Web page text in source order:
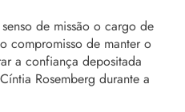
de missão o cargo de
compromisso de manter o
a confiança depositada
Rosemberg durante a